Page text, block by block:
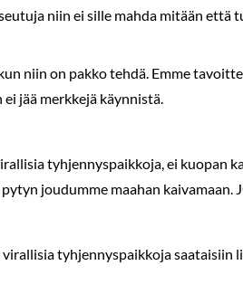
niin ei sille mahda mitään että
niin on pakko tehdä. Emme
jää merkkejä käynnistä.
tyhjennyspaikkoja, ei kuopan
joudumme maahan kaivamaan.
tyhjennyspaikkoja saataisiin